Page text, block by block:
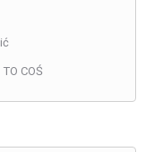
COŚ